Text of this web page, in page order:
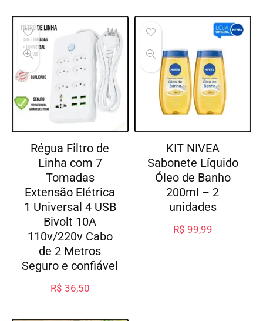
Régua Filtro de
Linha com 7
Tomadas
Extensão Elétrica
1 Universal 4 USB
Bivolt 10A
110v/220v Cabo
de 2 Metros
Seguro e confiável
R$ 36,50
KIT NIVEA
Sabonete Líquido
Óleo de Banho
200ml – 2
unidades
R$ 99,99